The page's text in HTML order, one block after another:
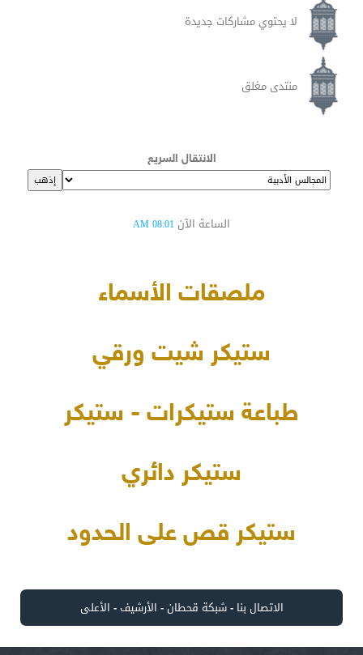
لا يحتوي مشاركات جديدة
منتدى مغلق
الانتقال السريع
الساعة الآن 08:01 AM
ملصقات الأسماء
ستيكر شيت ورقي
طباعة ستيكرات - ستيكر
ستيكر دائري
ستيكر قص على الحدود
الاتصال بنا -شبكة قحطان- الأرشيف- الأعلى